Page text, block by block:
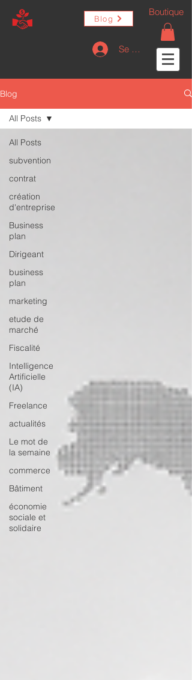
Blog
Se connecter
Boutique
Blog
All Posts
subvention
contrat
création
d'entreprise
Business
plan
Dirigeant
business
plan
marketing
etude de
marché
Fiscalité
Intelligence
Artificielle
(IA)
Freelance
actualités
Le mot de
la semaine
commerce
Bâtiment
économie
sociale et
solidaire
All Posts